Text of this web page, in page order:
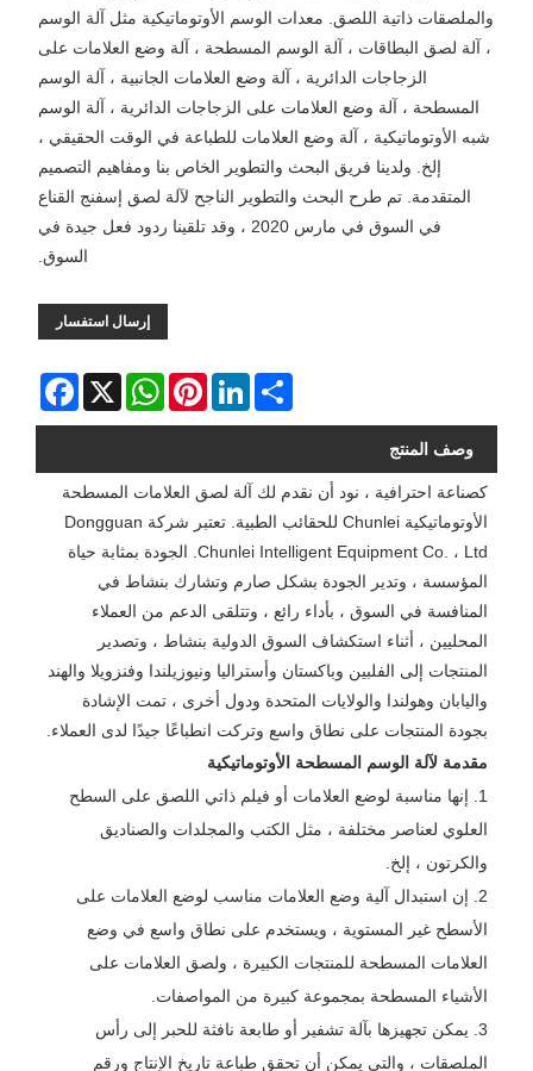
والملصقات ذاتية اللصق. معدات الوسم الأوتوماتيكية مثل آلة الوسم
، آلة لصق البطاقات ، آلة الوسم المسطحة ، آلة وضع العلامات على
الزجاجات الدائرية ، آلة وضع العلامات الجانبية ، آلة الوسم
المسطحة ، آلة وضع العلامات على الزجاجات الدائرية ، آلة الوسم
شبه الأوتوماتيكية ، آلة وضع العلامات للطباعة في الوقت الحقيقي ،
إلخ. ولدينا فريق البحث والتطوير الخاص بنا ومفاهيم التصميم
المتقدمة. تم طرح البحث والتطوير الناجح لآلة لصق إسفنج القناع
في السوق في مارس 2020 ، وقد تلقينا ردود فعل جيدة في
السوق.
إرسال استفسار
Facebook X
WhatsAppPinterestLinkedInShare
وصف المنتج
كصناعة احترافية ، نود أن نقدم لك آلة لصق العلامات المسطحة
الأوتوماتيكية Chunlei للحقائب الطبية. تعتبر شركة Dongguan
Chunlei Intelligent Equipment Co. ، Ltd. الجودة بمثابة حياة
المؤسسة ، وتدير الجودة بشكل صارم وتشارك بنشاط في
المنافسة في السوق ، بأداء رائع ، وتتلقى الدعم من العملاء
المحليين ، أثناء استكشاف السوق الدولية بنشاط ، وتصدير
المنتجات إلى الفلبين وباكستان وأستراليا ونيوزيلندا وفنزويلا والهند
واليابان وهولندا والولايات المتحدة ودول أخرى ، تمت الإشادة
بجودة المنتجات على نطاق واسع وتركت انطباعًا جيدًا لدى العملاء.
مقدمة لآلة الوسم المسطحة الأوتوماتيكية
1. إنها مناسبة لوضع العلامات أو فيلم ذاتي اللصق على السطح
العلوي لعناصر مختلفة ، مثل الكتب والمجلدات والصناديق
والكرتون ، إلخ.
2. إن استبدال آلية وضع العلامات مناسب لوضع العلامات على
الأسطح غير المستوية ، ويستخدم على نطاق واسع في وضع
العلامات المسطحة للمنتجات الكبيرة ، ولصق العلامات على
الأشياء المسطحة بمجموعة كبيرة من المواصفات.
3. يمكن تجهيزها بآلة تشفير أو طابعة نافثة للحبر إلى رأس
الملصقات ، والتي يمكن أن تحقق طباعة تاريخ الإنتاج ورقم